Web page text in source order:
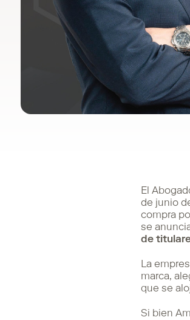
El
de junio
compra
se
de
La
marca,
que se
Si bien